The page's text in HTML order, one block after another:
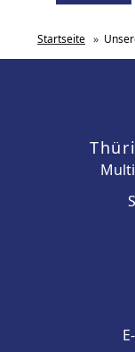
Startseite »